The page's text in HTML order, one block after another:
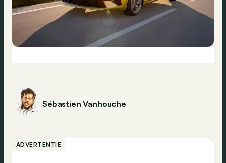
Sébastien Vanhouche
ADVERTENTIE